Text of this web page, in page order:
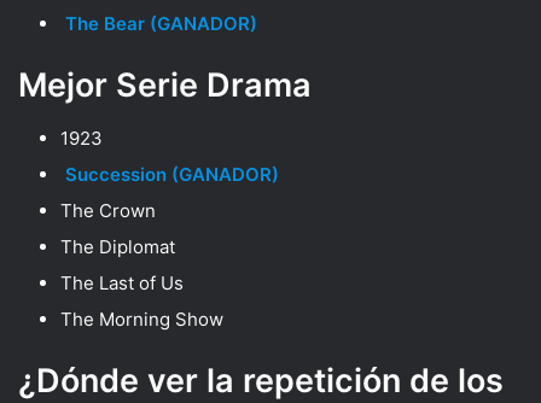
The Bear (GANADOR)
Mejor Serie Drama
1923
Succession (GANADOR)
The Crown
The Diplomat
The Last of Us
The Morning Show
¿Dónde ver la repetición de los